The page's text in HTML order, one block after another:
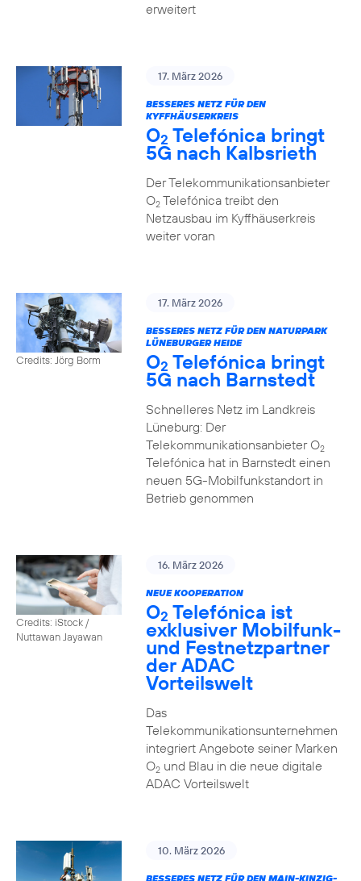
erweitert
17. März 2026
BESSERES NETZ FÜR DEN
KYFFHÄUSERKREIS
O2 Telefónica bringt
5G nach Kalbsrieth
Der Telekommunikationsanbieter
O2Telefónica treibt den
Netzausbau im Kyffhäuserkreis
weiter voran
Credits: Jörg Borm
17. März 2026
BESSERES NETZ FÜR DEN NATURPARK
LÜNEBURGER HEIDE
O2 Telefónica bringt
5G nach Barnstedt
Schnelleres Netz im Landkreis
Lüneburg: Der
Telekommunikationsanbieter O2
Telefónica hat in Barnstedt einen
neuen 5G-Mobilfunkstandort in
Betrieb genommen
Credits: iStock /
Nuttawan Jayawan
16. März 2026
NEUE KOOPERATION
O2 Telefónica ist
exklusiver Mobilfunk-
und Festnetzpartner
der ADAC
Vorteilswelt
Das
Telekommunikationsunternehmen
integriert Angebote seiner Marken
O2und Blau in die neue digitale
ADAC Vorteilswelt
10. März 2026
BESSERES NETZ FÜR DEN MAIN-KINZIG-